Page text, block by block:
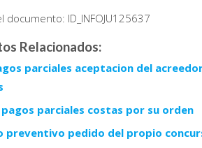
documento: ID_INFOJU125637
Relacionados:
parciales aceptacion del
parciales costas por su orden
preventivo pedido del propio